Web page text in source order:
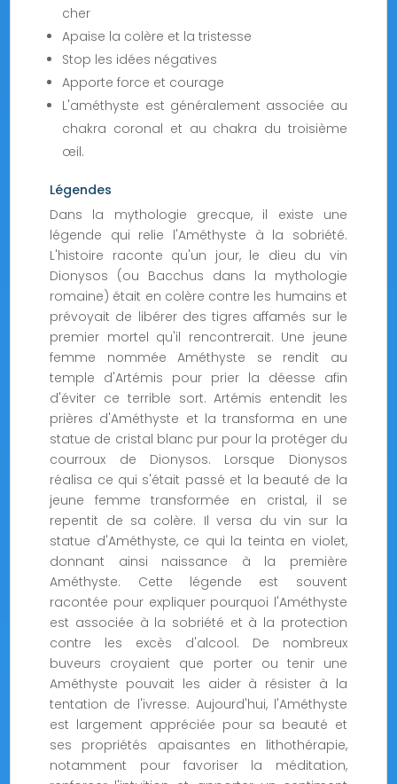
cher
Apaise la colère et la tristesse
Stop les idées négatives
Apporte force et courage
L'améthyste est généralement associée au
chakra coronal et au chakra du troisième
œil.
Légendes
Dans la mythologie grecque, il existe une
légende qui relie l'Améthyste à la sobriété.
L'histoire raconte qu'un jour, le dieu du vin
Dionysos (ou Bacchus dans la mythologie
romaine) était en colère contre les humains et
prévoyait de libérer des tigres affamés sur le
premier mortel qu'il rencontrerait. Une jeune
femme nommée Améthyste se rendit au
temple d'Artémis pour prier la déesse afin
d'éviter ce terrible sort. Artémis entendit les
prières d'Améthyste et la transforma en une
statue de cristal blanc pur pour la protéger du
courroux de Dionysos. Lorsque Dionysos
réalisa ce qui s'était passé et la beauté de la
jeune femme transformée en cristal, il se
repentit de sa colère. Il versa du vin sur la
statue d'Améthyste, ce qui la teinta en violet,
donnant ainsi naissance à la première
Améthyste. Cette légende est souvent
racontée pour expliquer pourquoi l'Améthyste
est associée à la sobriété et à la protection
contre les excès d'alcool. De nombreux
buveurs croyaient que porter ou tenir une
Améthyste pouvait les aider à résister à la
tentation de l'ivresse. Aujourd'hui, l'Améthyste
est largement appréciée pour sa beauté et
ses propriétés apaisantes en lithothérapie,
notamment pour favoriser la méditation,